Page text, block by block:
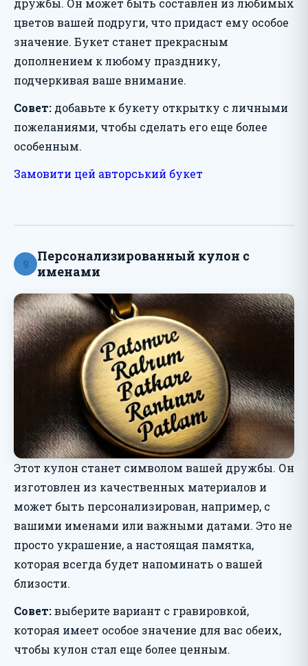
дружбы. Он может быть составлен из любимых
цветов вашей подруги, что придаст ему особое
значение. Букет станет прекрасным
дополнением к любому празднику,
подчеркивая ваше внимание.
Совет: добавьте к букету открытку с личными
пожеланиями, чтобы сделать его еще более
особенным.
Замовити цей авторський букет
9
Персонализированный кулон с
именами
Этот кулон станет символом вашей дружбы. Он
изготовлен из качественных материалов и
может быть персонализирован, например, с
вашими именами или важными датами. Это не
просто украшение, а настоящая памятка,
которая всегда будет напоминать о вашей
близости.
Совет:выберите вариант с гравировкой,
которая имеет особое значение для вас обеих,
чтобы кулон стал еще более ценным.